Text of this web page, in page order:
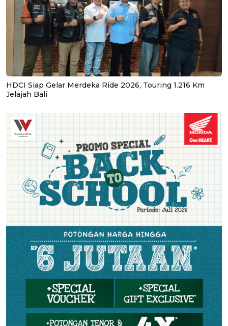
HDCI Siap Gelar Merdeka Ride 2026, Touring 1.216 Km
Jelajah Bali